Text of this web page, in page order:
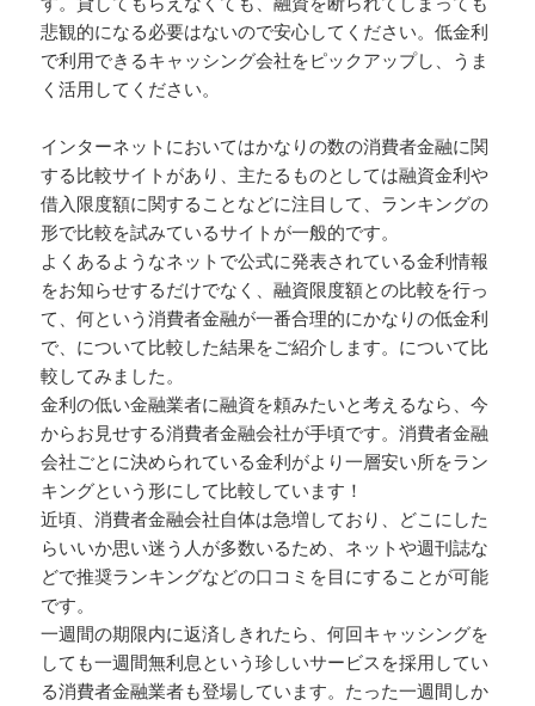
悲観的になる必要はないので安心してください。低金利
で利用できるキャッシング会社をピックアップし、うま
く活用してください。
インターネットにおいてはかなりの数の消費者金融に関
する比較サイトがあり、主たるものとしては融資金利や
借入限度額に関することなどに注目して、ランキングの
形で比較を試みているサイトが一般的です。
よくあるようなネットで公式に発表されている金利情報
をお知らせするだけでなく、融資限度額との比較を行っ
て、何という消費者金融が一番合理的にかなりの低金利
で、について比較した結果をご紹介します。について比
較してみました。
金利の低い金融業者に融資を頼みたいと考えるなら、今
からお見せする消費者金融会社が手頃です。消費者金融
会社ごとに決められている金利がより一層安い所をラン
キングという形にして比較しています！
近頃、消費者金融会社自体は急増しており、どこにした
らいいか思い迷う人が多数いるため、ネットや週刊誌な
どで推奨ランキングなどの口コミを目にすることが可能
です。
一週間の期限内に返済しきれたら、何回キャッシングを
しても一週間無利息という珍しいサービスを採用してい
る消費者金融業者も登場しています。たった一週間しか